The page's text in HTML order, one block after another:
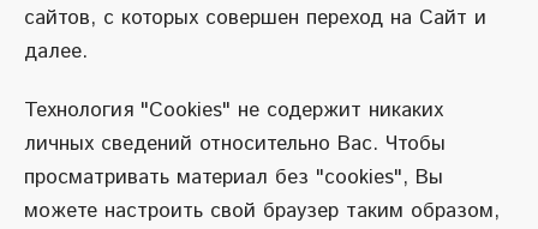
сайтов, с которых совершен переход на Сайт и
далее.
Технология "Cookies" не содержит никаких
личных сведений относительно Вас. Чтобы
просматривать материал без "cookies", Вы
можете настроить свой браузер таким образом,